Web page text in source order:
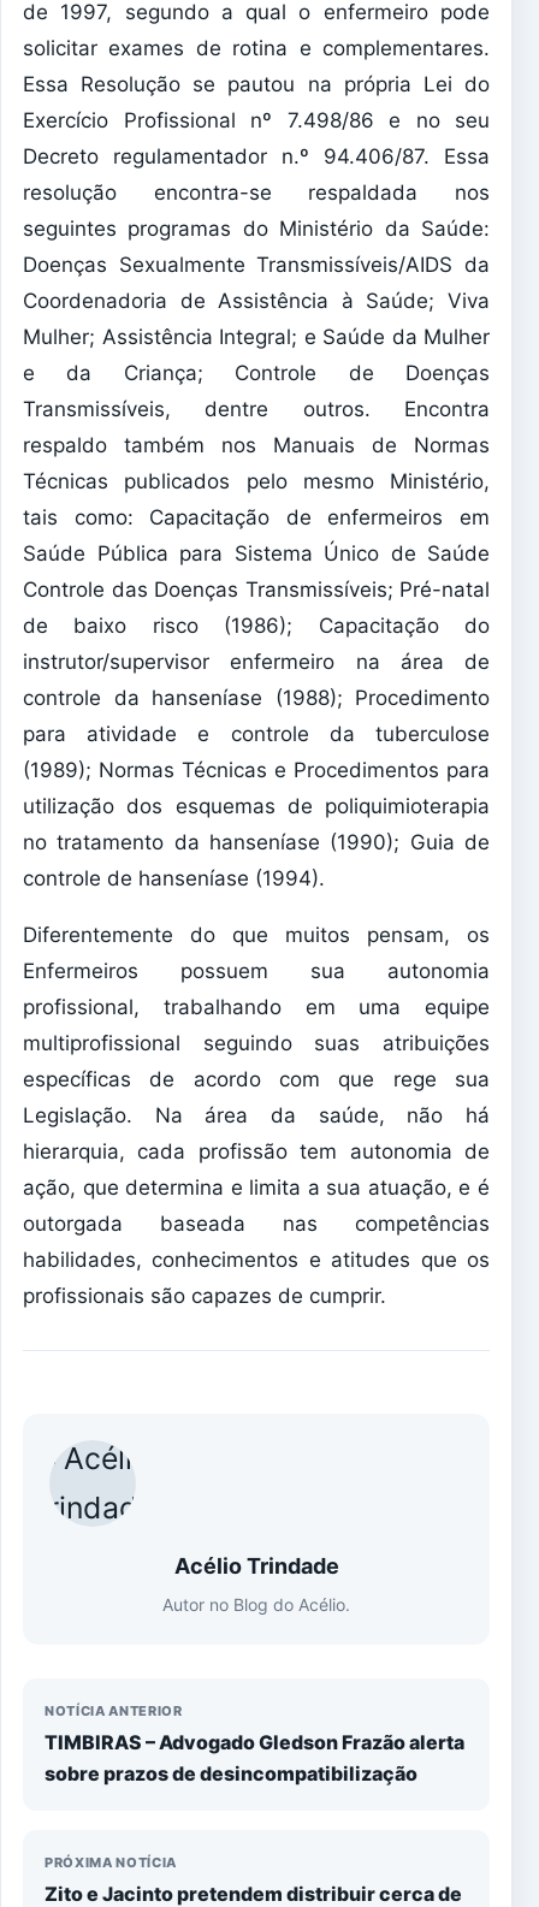
de 1997, segundo a qual o enfermeiro pode
solicitar exames de rotina e complementares.
Essa Resolução se pautou na própria Lei do
Exercício Profissional nº 7.498/86 e no seu
Decreto regulamentador n.º 94.406/87. Essa
resolução encontra-se respaldada nos
seguintes programas do Ministério da Saúde:
Doenças Sexualmente Transmissíveis/AIDS da
Coordenadoria de Assistência à Saúde; Viva
Mulher; Assistência Integral; e Saúde da Mulher
e da Criança; Controle de Doenças
Transmissíveis, dentre outros. Encontra
respaldo também nos Manuais de Normas
Técnicas publicados pelo mesmo Ministério,
tais como: Capacitação de enfermeiros em
Saúde Pública para Sistema Único de Saúde
Controle das Doenças Transmissíveis; Pré-natal
de baixo risco (1986); Capacitação do
instrutor/supervisor enfermeiro na área de
controle da hanseníase (1988); Procedimento
para atividade e controle da tuberculose
(1989); Normas Técnicas e Procedimentos para
utilização dos esquemas de poliquimioterapia
no tratamento da hanseníase (1990); Guia de
controle de hanseníase (1994).
Diferentemente do que muitos pensam, os
Enfermeiros possuem sua autonomia
profissional, trabalhando em uma equipe
multiprofissional seguindo suas atribuições
específicas de acordo com que rege sua
Legislação. Na área da saúde, não há
hierarquia, cada profissão tem autonomia de
ação, que determina e limita a sua atuação, e é
outorgada baseada nas competências
habilidades, conhecimentos e atitudes que os
profissionais são capazes de cumprir.
Acélio Trindade
Autor no Blog do Acélio.
NOTÍCIA ANTERIOR
TIMBIRAS – Advogado Gledson Frazão alerta
sobre prazos de desincompatibilização
PRÓXIMA NOTÍCIA
Zito e Jacinto pretendem distribuir cerca de